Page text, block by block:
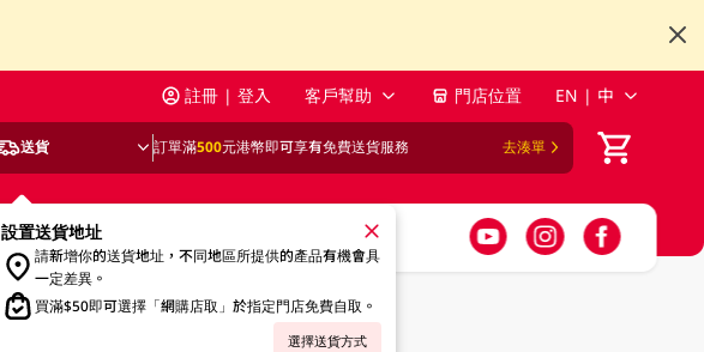
註冊 | 登入 客戶幫助 門店位置 EN | 中
送貨 訂單滿500元港幣即可享有免費送貨服務 去湊單
設置送貨地址
請新增你的送貨地址，不同地區所提供的產品有機會具
一定差異。
買滿$50即可選擇「網購店取」於指定門店免費自取。
選擇送貨方式